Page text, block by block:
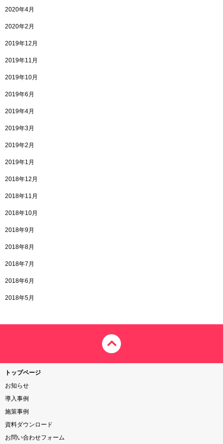
2020年4月
2020年2月
2019年12月
2019年11月
2019年10月
2019年6月
2019年4月
2019年3月
2019年2月
2019年1月
2018年12月
2018年11月
2018年10月
2018年9月
2018年8月
2018年7月
2018年6月
2018年5月
トップページ
お知らせ
導入事例
施策事例
資料ダウンロード
お問い合わせフォーム